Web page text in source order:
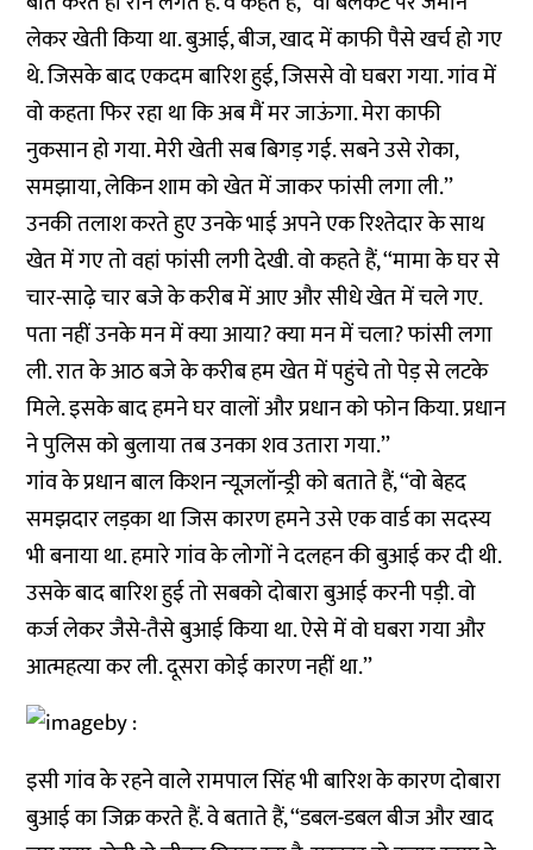
लेकर खेती किया था. बुआई, बीज, खाद में काफी पैसे खर्च हो गए
थे. जिसके बाद एकदम बारिश हुई, जिससे वो घबरा गया. गांव में
वो कहता फिर रहा था कि अब मैं मर जाऊंगा. मेरा काफी
नुकसान हो गया. मेरी खेती सब बिगड़ गई. सबने उसे रोका,
समझाया, लेकिन शाम को खेत में जाकर फांसी लगा ली.’’
उनकी तलाश करते हुए उनके भाई अपने एक रिश्तेदार के साथ
खेत में गए तो वहां फांसी लगी देखी. वो कहते हैं, ‘‘मामा के घर से
चार-साढ़े चार बजे के करीब में आए और सीधे खेत में चले गए.
पता नहीं उनके मन में क्या आया? क्या मन में चला? फांसी लगा
ली. रात के आठ बजे के करीब हम खेत में पहुंचे तो पेड़ से लटके
मिले. इसके बाद हमने घर वालों और प्रधान को फोन किया. प्रधान
ने पुलिस को बुलाया तब उनका शव उतारा गया.’’
गांव के प्रधान बाल किशन न्यूज़लॉन्ड्री को बताते हैं, ‘‘वो बेहद
समझदार लड़का था जिस कारण हमने उसे एक वार्ड का सदस्य
भी बनाया था. हमारे गांव के लोगों ने दलहन की बुआई कर दी थी.
उसके बाद बारिश हुई तो सबको दोबारा बुआई करनी पड़ी. वो
कर्ज लेकर जैसे-तैसे बुआई किया था. ऐसे में वो घबरा गया और
आत्महत्या कर ली. दूसरा कोई कारण नहीं था.’’
इसी गांव के रहने वाले रामपाल सिंह भी बारिश के कारण दोबारा
बुआई का जिक्र करते हैं. वे बताते हैं, ‘‘डबल-डबल बीज और खाद